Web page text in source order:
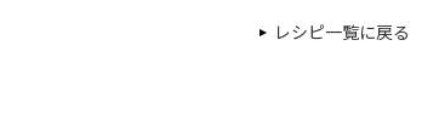
レシピ一覧に戻る